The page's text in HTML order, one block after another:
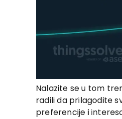
Nalazite se u tom
radili da prilagodite
preferencije i